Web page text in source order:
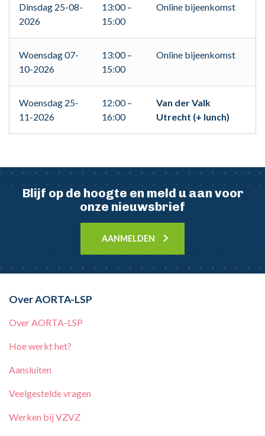
Dinsdag 25-08-
2026
13:00 –
15:00
Online bijeenkomst
Woensdag 07-
10-2026
13:00 –
15:00
Online bijeenkomst
Woensdag 25-
11-2026
12:00 –
16:00
Van der Valk
Utrecht (+ lunch)
Blijf op de hoogte en meld u aan voor
onze nieuwsbrief
AANMELDEN
Over AORTA-LSP
Over AORTA-LSP
Hoe werkt het?
Aansluiten
Veelgestelde vragen
Werken bij VZVZ